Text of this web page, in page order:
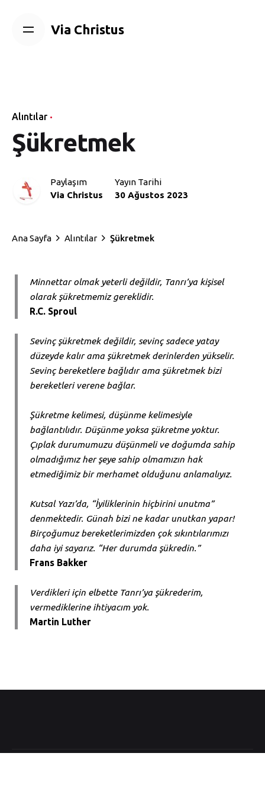
content
Via Christus
Alıntılar
Şükretmek
Paylaşım
Via Christus
Yayın Tarihi
30 Ağustos 2023
Ana Sayfa Alıntılar Şükretmek
Minnettar olmak yeterli değildir, Tanrı’ya kişisel
olarak şükretmemiz gereklidir.
R.C. Sproul
Sevinç şükretmek değildir, sevinç sadece yatay
düzeyde kalır ama şükretmek derinlerden yükselir.
Sevinç bereketlere bağlıdır ama şükretmek bizi
bereketleri verene bağlar.
Şükretme kelimesi, düşünme kelimesiyle
bağlantılıdır. Düşünme yoksa şükretme yoktur.
Çıplak durumumuzu düşünmeli ve doğumda sahip
olmadığımız her şeye sahip olmamızın hak
etmediğimiz bir merhamet olduğunu anlamalıyız.
Kutsal Yazı’da, “İyiliklerinin hiçbirini unutma”
denmektedir. Günah bizi ne kadar unutkan yapar!
Birçoğumuz bereketlerimizden çok sıkıntılarımızı
daha iyi sayarız. “Her durumda şükredin.”
Frans Bakker
Verdikleri için elbette Tanrı’ya şükrederim,
vermediklerine ihtiyacım yok.
Martin Luther